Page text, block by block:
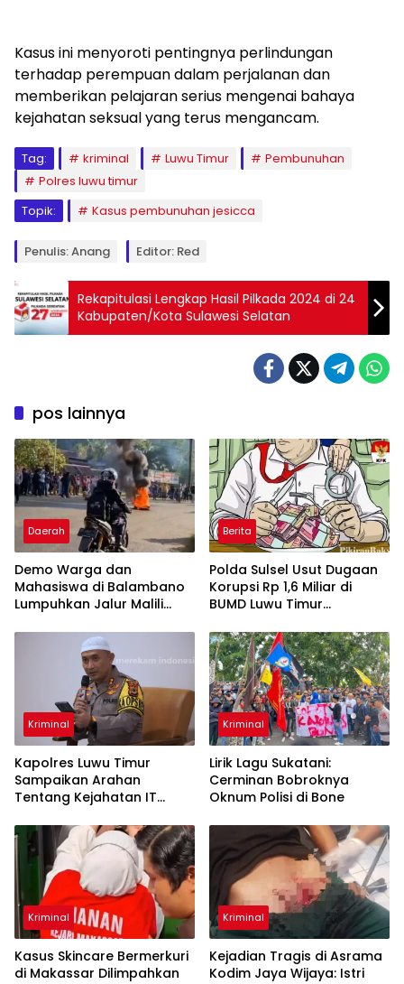
Kasus ini menyoroti pentingnya perlindungan
terhadap perempuan dalam perjalanan dan
memberikan pelajaran serius mengenai bahaya
kejahatan seksual yang terus mengancam.
Tag: kriminal Luwu Timur
Pembunuhan
Polres luwu timur
Topik:
Kasus pembunuhan jesicca
Penulis: Anang Editor: Red
Rekapitulasi Lengkap Hasil Pilkada 2024 di 24
Kabupaten/Kota Sulawesi Selatan
pos lainnya
Daerah
Demo Warga dan
Mahasiswa di Balambano
Lumpuhkan Jalur Malili
Berita
Polda Sulsel Usut Dugaan
Korupsi Rp 1,6 Miliar di
BUMD Luwu Timur
Kriminal
Kapolres Luwu Timur
Sampaikan Arahan
Tentang Kejahatan IT
Pilar
Kriminal
Lirik Lagu Sukatani:
Cerminan Bobroknya
Oknum Polisi di Bone
Kriminal
Kasus Skincare Bermerkuri
di Makassar Dilimpahkan
Kriminal
Kejadian Tragis di Asrama
Kodim Jaya Wijaya: Istri